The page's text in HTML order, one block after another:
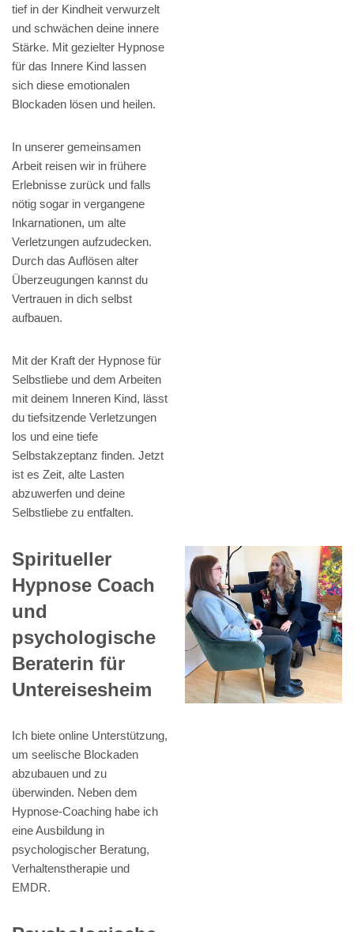
tief in der Kindheit verwurzelt
und schwächen deine innere
Stärke. Mit gezielter Hypnose
für das Innere Kind lassen
sich diese emotionalen
Blockaden lösen und heilen.
In unserer gemeinsamen
Arbeit reisen wir in frühere
Erlebnisse zurück und falls
nötig sogar in vergangene
Inkarnationen, um alte
Verletzungen aufzudecken.
Durch das Auflösen alter
Überzeugungen kannst du
Vertrauen in dich selbst
aufbauen.
Mit der Kraft der Hypnose für
Selbstliebe und dem Arbeiten
mit deinem Inneren Kind, lässt
du tiefsitzende Verletzungen
los und eine tiefe
Selbstakzeptanz finden. Jetzt
ist es Zeit, alte Lasten
abzuwerfen und deine
Selbstliebe zu entfalten.
Spiritueller
Hypnose Coach
und
psychologische
Beraterin für
Untereisesheim
Ich biete online Unterstützung,
um seelische Blockaden
abzubauen und zu
überwinden. Neben dem
Hypnose-Coaching habe ich
eine Ausbildung in
psychologischer Beratung,
Verhaltenstherapie und
EMDR.